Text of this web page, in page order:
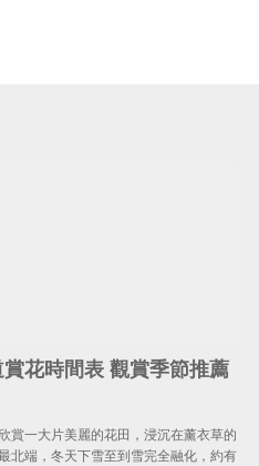
賞花時間表 觀賞季節推薦
賞一大片美麗的花田，浸沉在薰衣草的
北端，冬天下雪至到雪完全融化，約有